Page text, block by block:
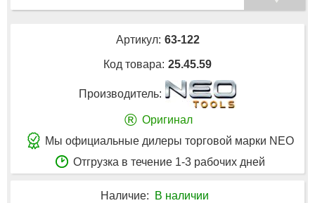
Артикул: 63-122
Код товара: 25.45.59
Производитель:
® Оригинал
Мы официальные дилеры торговой марки NEO
Отгрузка в течение 1-3 рабочих дней
Наличие: В наличии